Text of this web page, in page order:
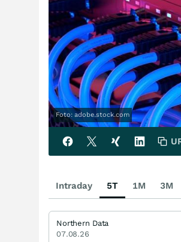
Foto: adobe.stock.com
Intraday 5T 1M 3M
Northern Data
07.08.26